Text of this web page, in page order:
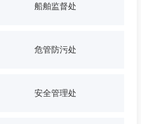
船舶监督处
危管防污处
安全管理处